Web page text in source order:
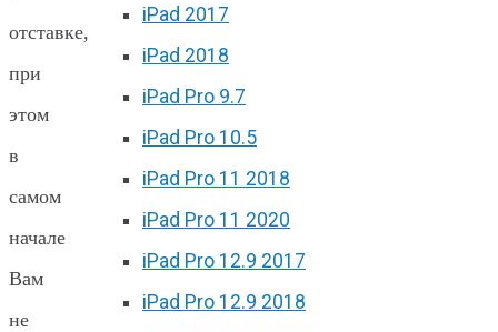
iPad 2017
iPad 2018
iPad Pro 9.7
iPad Pro 10.5
iPad Pro 11 2018
iPad Pro 11 2020
iPad Pro 12.9 2017
iPad Pro 12.9 2018
отставке,
при
этом
в
самом
начале
Вам
не